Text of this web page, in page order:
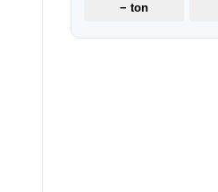
− ton